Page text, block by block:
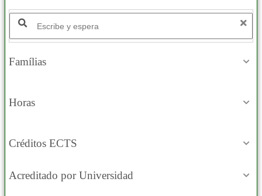
Famílias
Horas
Créditos ECTS
Acreditado por Universidad